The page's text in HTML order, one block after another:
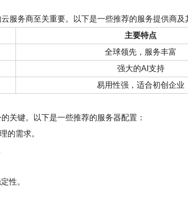
服务商至关重要。以下是一些推荐的服务提供商及
主要特点
全球领先，服务丰富
强大的AI支持
易用性强，适合初创企业
关键。以下是一些推荐的服务器配置：
的需求。
性。